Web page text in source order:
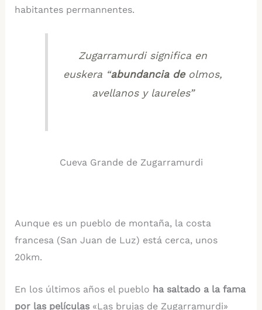
habitantes permannentes.
Zugarramurdi significa en
euskera “abundancia deolmos,
avellanos y laureles”
Cueva Grande de Zugarramurdi
Aunque es un pueblo de montaña, la costa
francesa (San Juan de Luz) está cerca, unos
20km.
En los últimos años el pueblo ha saltado a la fama
por las películas«Las brujas de Zugarramurdi»